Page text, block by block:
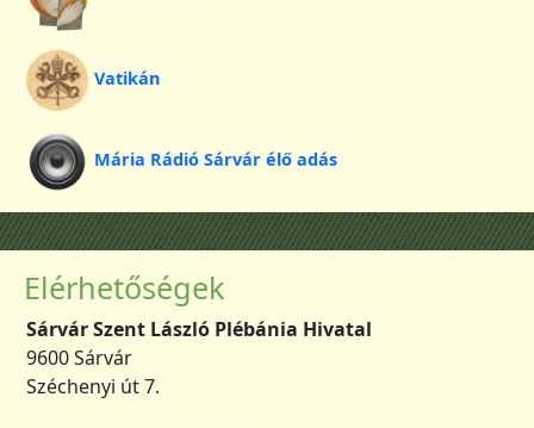
Vatikán
Mária Rádió Sárvár élő adás
Elérhetőségek
Sárvár Szent László Plébánia Hivatal
9600 Sárvár
Széchenyi út 7.